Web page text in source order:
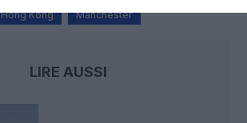
Hong Kong Manchester
LIRE AUSSI